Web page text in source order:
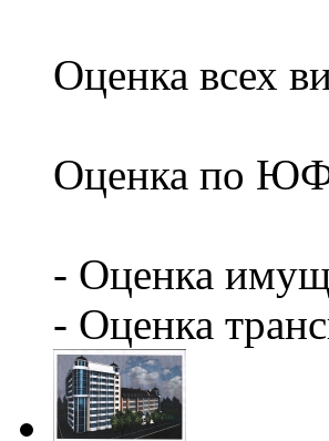
Оценка всех
Оценка по
- Оценка
- Оценка